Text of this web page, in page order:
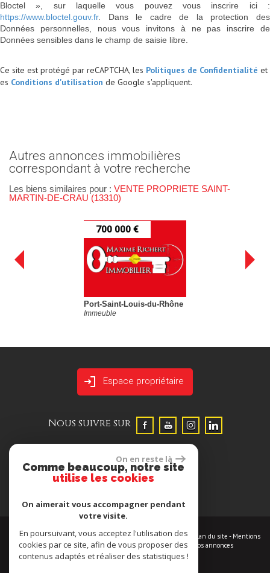
Bloctel », sur laquelle vous pouvez vous inscrire ici :
https://www.bloctel.gouv.fr. Dans le cadre de la protection des
Données personnelles, nous vous invitons à ne pas inscrire de
Données sensibles dans le champ de saisie libre.
Ce site est protégé par reCAPTCHA, les Politiques de Confidentialité et
es Conditions d'utilisation de Google s'appliquent.
autres annonces immobilières
correspondant à votre recherche
Les biens similaires pour : VENTE PROPRIETE SAINT-
MARTIN-DE-CRAU (13310)
700 000 €
Port-Saint-Louis-du-Rhône
Espace propriétaire
Nous suivre sur
© 2026 | Tous droits réservés | Traduction powered by Google - Plan du site - Mentions
légales- Nos honoraires -Partenaires-Admin-Toutes nos annonces
On en reste là
Comme beaucoup, notre site
utilise les cookies
On aimerait vous accompagner pendant
votre visite.
En poursuivant, vous acceptez l'utilisation des
cookies par ce site, afin de vous proposer des
contenus adaptés et réaliser des statistiques !